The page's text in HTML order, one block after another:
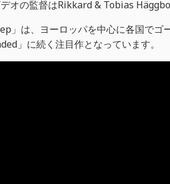
オの監督はRikkard & Tobias
」は、ヨーロッパを中心に各国でゴ
」に続く注目作となっています。